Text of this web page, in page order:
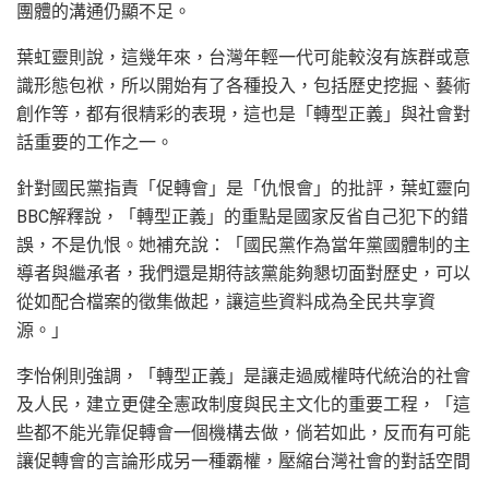
團體的溝通仍顯不足。
葉虹靈則說，這幾年來，台灣年輕一代可能較沒有族群或意
識形態包袱，所以開始有了各種投入，包括歷史挖掘、藝術
創作等，都有很精彩的表現，這也是「轉型正義」與社會對
話重要的工作之一。
針對國民黨指責「促轉會」是「仇恨會」的批評，葉虹靈向
BBC解釋說，「轉型正義」的重點是國家反省自己犯下的錯
誤，不是仇恨。她補充說：「國民黨作為當年黨國體制的主
導者與繼承者，我們還是期待該黨能夠懇切面對歷史，可以
從如配合檔案的徵集做起，讓這些資料成為全民共享資
源。」
李怡俐則強調，「轉型正義」是讓走過威權時代統治的社會
及人民，建立更健全憲政制度與民主文化的重要工程，「這
些都不能光靠促轉會一個機構去做，倘若如此，反而有可能
讓促轉會的言論形成另一種霸權，壓縮台灣社會的對話空間